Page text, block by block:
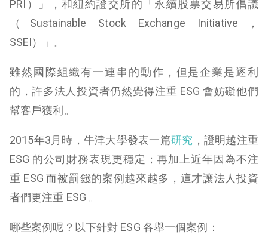
PRI）」，和紐約證交所的「永續股票交易所倡議
（Sustainable Stock Exchange Initiative，
SSEI）」。
雖然國際組織有一連串的動作，但是企業是逐利
的，許多法人投資者仍然覺得注重 ESG 會妨礙他們
幫客戶獲利。
2015年3月時，牛津大學發表一篇研究 ，證明越注重
ESG 的公司財務表現更穩定；再加上近年因為不注
重 ESG 而被罰錢的案例越來越多，這才讓法人投資
者們更注重 ESG 。
哪些案例呢？以下針對 ESG 各舉一個案例：